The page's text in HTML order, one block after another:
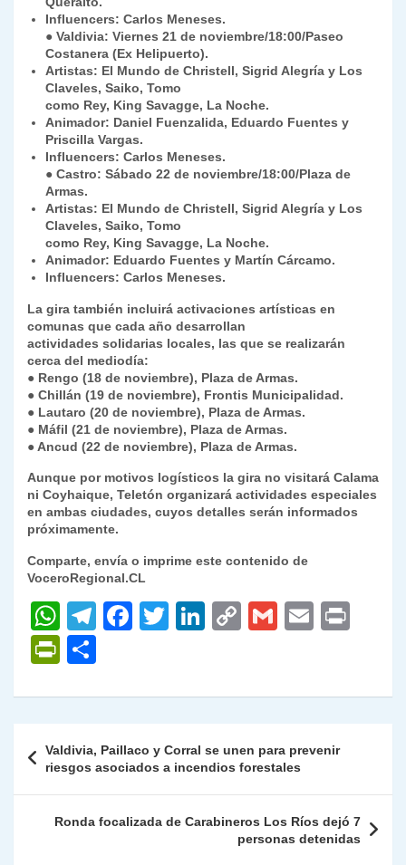
Influencers: Carlos Meneses.
● Valdivia: Viernes 21 de noviembre/18:00/Paseo
Costanera (Ex Helipuerto).
Artistas: El Mundo de Christell, Sigrid Alegría y Los
Claveles, Saiko, Tomo
como Rey, King Savagge, La Noche.
Animador: Daniel Fuenzalida, Eduardo Fuentes y
Priscilla Vargas.
Influencers: Carlos Meneses.
● Castro: Sábado 22 de noviembre/18:00/Plaza de
Armas.
Artistas: El Mundo de Christell, Sigrid Alegría y Los
Claveles, Saiko, Tomo
como Rey, King Savagge, La Noche.
Animador: Eduardo Fuentes y Martín Cárcamo.
Influencers: Carlos Meneses.
La gira también incluirá activaciones artísticas en
comunas que cada año desarrollan
actividades solidarias locales, las que se realizarán
cerca del mediodía:
● Rengo (18 de noviembre), Plaza de Armas.
● Chillán (19 de noviembre), Frontis Municipalidad.
● Lautaro (20 de noviembre), Plaza de Armas.
● Máfil (21 de noviembre), Plaza de Armas.
● Ancud (22 de noviembre), Plaza de Armas.
Aunque por motivos logísticos la gira no visitará Calama
ni Coyhaique, Teletón organizará actividades especiales
en ambas ciudades, cuyos detalles serán informados
próximamente.
Comparte, envía o imprime este contenido de
VoceroRegional.CL
W
h
at
s
p
p
T
gr
m
F
e
o
o
k
T
er
Li
e
n
C
y
n
k
G
l
E
l
P
nt
Fr
ie
n
dl
m
p
ar
tir
de
entradas
Valdivia, Paillaco y Corral se unen para prevenir
riesgos asociados a incendios forestales
Ronda focalizada de Carabineros Los Ríos dejó 7
personas detenidas